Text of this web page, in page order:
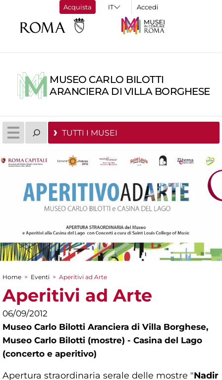
Acquista Accedi
MUSEO CARLO BILOTTI
ARANCIERA DI VILLA BORGHESE
TUTTI I MUSEI
Tu sei qui
Home > Eventi > Aperitivi ad Arte
Aperitivi ad Arte
06/09/2012
Museo Carlo Bilotti Aranciera di Villa Borghese,
Museo Carlo Bilotti (mostre) - Casina del Lago
(concerto e aperitivo)
Apertura straordinaria serale delle mostre "Nadir